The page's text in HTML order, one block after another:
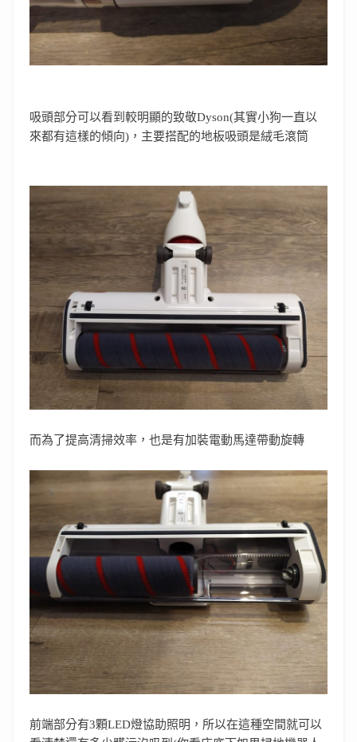
吸頭部分可以看到較明顯的致敬Dyson(其實小狗一直以
來都有這樣的傾向)，主要搭配的地板吸頭是絨毛滾筒
而為了提高清掃效率，也是有加裝電動馬達帶動旋轉
前端部分有3顆LED燈協助照明，所以在這種空間就可以